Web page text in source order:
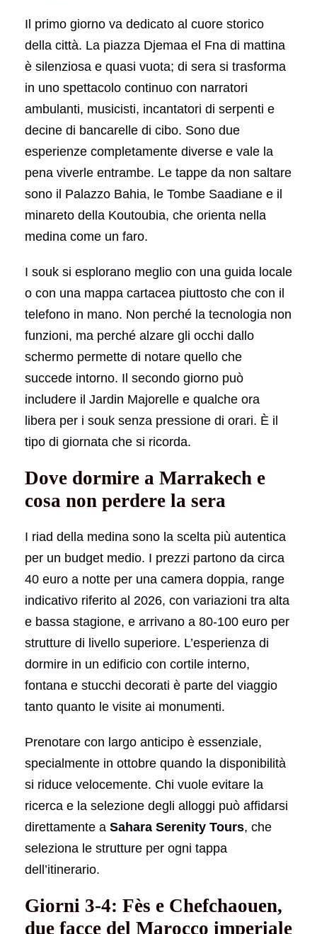
Il primo giorno va dedicato al cuore storico
della città. La piazza Djemaa el Fna di mattina
è silenziosa e quasi vuota; di sera si trasforma
in uno spettacolo continuo con narratori
ambulanti, musicisti, incantatori di serpenti e
decine di bancarelle di cibo. Sono due
esperienze completamente diverse e vale la
pena viverle entrambe. Le tappe da non saltare
sono il Palazzo Bahia, le Tombe Saadiane e il
minareto della Koutoubia, che orienta nella
medina come un faro.
I souk si esplorano meglio con una guida locale
o con una mappa cartacea piuttosto che con il
telefono in mano. Non perché la tecnologia non
funzioni, ma perché alzare gli occhi dallo
schermo permette di notare quello che
succede intorno. Il secondo giorno può
includere il Jardin Majorelle e qualche ora
libera per i souk senza pressione di orari. È il
tipo di giornata che si ricorda.
Dove dormire a Marrakech e
cosa non perdere la sera
I riad della medina sono la scelta più autentica
per un budget medio. I prezzi partono da circa
40 euro a notte per una camera doppia, range
indicativo riferito al 2026, con variazioni tra alta
e bassa stagione, e arrivano a 80-100 euro per
strutture di livello superiore. L’esperienza di
dormire in un edificio con cortile interno,
fontana e stucchi decorati è parte del viaggio
tanto quanto le visite ai monumenti.
Prenotare con largo anticipo è essenziale,
specialmente in ottobre quando la disponibilità
si riduce velocemente. Chi vuole evitare la
ricerca e la selezione degli alloggi può affidarsi
direttamente a Sahara Serenity Tours, che
seleziona le strutture per ogni tappa
dell’itinerario.
Giorni 3-4: Fès e Chefchaouen,
due facce del Marocco imperiale